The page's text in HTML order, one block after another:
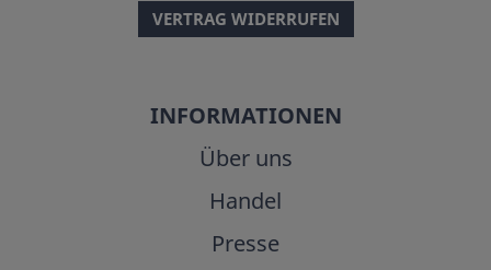
VERTRAG WIDERRUFEN
INFORMATIONEN
Über uns
Handel
Presse